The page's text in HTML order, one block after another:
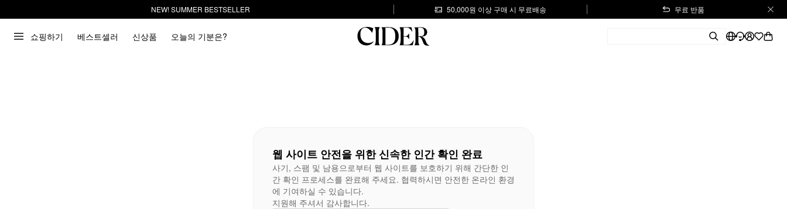
NEW! SUMMER BESTSELLER 50,000원 이상 구매 시 무료배송 무료 반품
쇼핑하기 베스트셀러 신상품 오늘의 기분은?
웹 사이트 안전을 위한 신속한 인간 확인 완료
사기, 스팸 및 남용으로부터 웹 사이트를 보호하기 위해 간단한 인
간 확인 프로세스를 완료해 주세요. 협력하시면 안전한 온라인 환경
에 기여하실 수 있습니다.
지원해 주셔서 감사합니다.